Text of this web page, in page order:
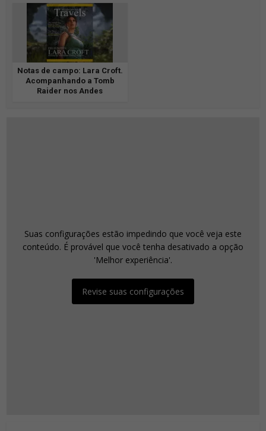
Notas de campo: Lara Croft.
Acompanhando a Tomb
Raider nos Andes
Suas configurações estão impedindo que você veja este
conteúdo. É provável que você tenha desativado a opção
'Melhor experiência'.
Revise suas configurações